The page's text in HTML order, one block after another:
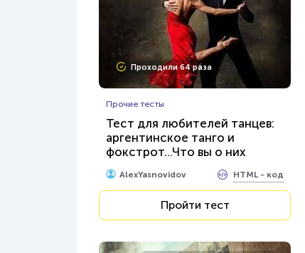
Проходили 64 раза
Прочие тесты
Тест для любителей танцев:
аргентинское танго и
фокстрот...Что вы о них
знаете?
AlexYasnovidov HTML - код
Пройти тест